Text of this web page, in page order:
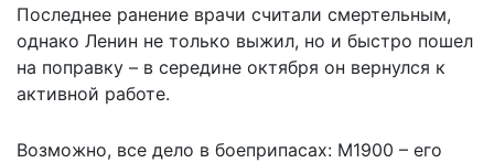
Последнее ранение врачи считали смертельным,
однако Ленин не только выжил, но и быстро пошел
на поправку – в середине октября он вернулся к
активной работе.
Возможно, все дело в боеприпасах: М1900 – его